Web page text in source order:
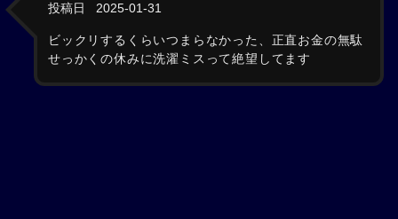
投稿日
2025-01-31
ビックリするくらいつまらなかった、正直お金の無駄
せっかくの休みに洗濯ミスって絶望してます